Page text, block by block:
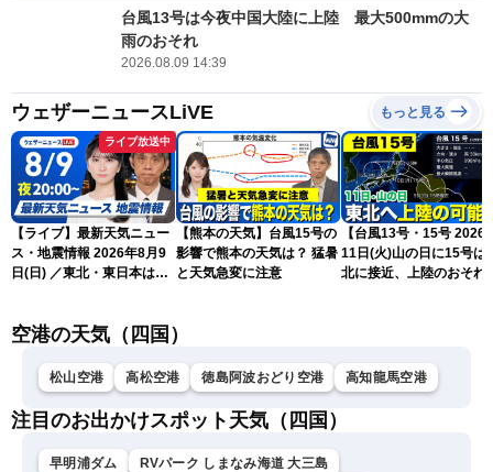
台風13号は今夜中国大陸に上陸 最大500mmの大
雨のおそれ
2026.08.09 14:39
ウェザーニュースLiVE もっと見る
ライブ放送中
【ライブ】最新天気ニュー
ス・地震情報 2026年8月9
日(日) ／東北・東日本は急
衣／芳野達郎〉
【熊本の天気】台風15号の
影響で熊本の天気は？ 猛暑
と天気急変に注意
【台風13号・15号 2026
11日(火)山の日に15号は
北に接近、上陸のおそれ
空港の天気（四国）
松山空港 高松空港 徳島阿波おどり空港 高知龍馬空港
注目のお出かけスポット天気（四国）
早明浦ダム
RVパーク しまなみ海道 大三島